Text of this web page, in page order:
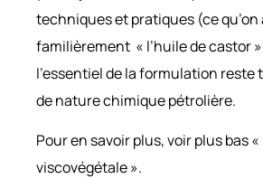
techniques et pratiques (ce
familièrement « l’huile de castor
l’essentiel de la formulation reste
de nature chimique pétrolière.
Pour en savoir plus, voir plus bas
viscovégétale ».